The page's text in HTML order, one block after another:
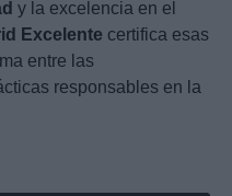
y la excelencia en el
Excelente certifica esas
entre las
responsables en la